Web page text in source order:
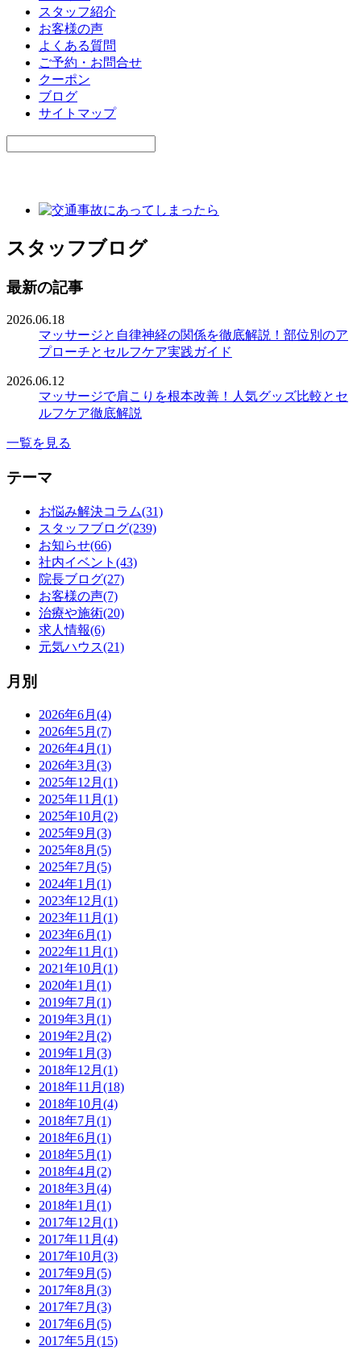
スタッフ紹介
お客様の声
よくある質問
ご予約・お問合せ
クーポン
ブログ
サイトマップ
スタッフブログ
最新の記事
2026.06.18
マッサージと自律神経の関係を徹底解説！部位別のア
プローチとセルフケア実践ガイド
2026.06.12
マッサージで肩こりを根本改善！人気グッズ比較とセ
ルフケア徹底解説
一覧を見る
テーマ
お悩み解決コラム(31)
スタッフブログ(239)
お知らせ(66)
社内イベント(43)
院長ブログ(27)
お客様の声(7)
治療や施術(20)
求人情報(6)
元気ハウス(21)
月別
2026年6月(4)
2026年5月(7)
2026年4月(1)
2026年3月(3)
2025年12月(1)
2025年11月(1)
2025年10月(2)
2025年9月(3)
2025年8月(5)
2025年7月(5)
2024年1月(1)
2023年12月(1)
2023年11月(1)
2023年6月(1)
2022年11月(1)
2021年10月(1)
2020年1月(1)
2019年7月(1)
2019年3月(1)
2019年2月(2)
2019年1月(3)
2018年12月(1)
2018年11月(18)
2018年10月(4)
2018年7月(1)
2018年6月(1)
2018年5月(1)
2018年4月(2)
2018年3月(4)
2018年1月(1)
2017年12月(1)
2017年11月(4)
2017年10月(3)
2017年9月(5)
2017年8月(3)
2017年7月(3)
2017年6月(5)
2017年5月(15)